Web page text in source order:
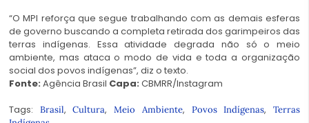
“O MPI reforça que segue trabalhando com as demais esferas
de governo buscando a completa retirada dos garimpeiros das
terras indígenas. Essa atividade degrada não só o meio
ambiente, mas ataca o modo de vida e toda a organização
social dos povos indígenas”, diz o texto.
Fonte: Agência Brasil Capa: CBMRR/Instagram
Tags: Brasil,Cultura,Meio Ambiente, Povos Indígenas,Terras